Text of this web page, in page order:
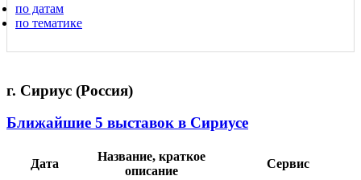
по датам
по тематике
г. Сириус (Россия)
Ближайшие 5 выставок в Сириусе
Дата
Название, краткое
описание
Сервис